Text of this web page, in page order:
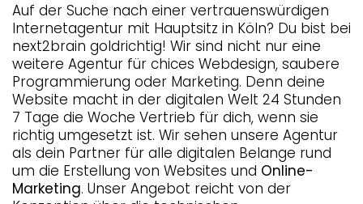
Auf der Suche nach einer vertrauenswürdigen
Internetagentur mit Hauptsitz in Köln? Du bist bei
next2brain goldrichtig! Wir sind nicht nur eine
weitere Agentur für chices Webdesign, saubere
Programmierung oder Marketing. Denn deine
Website macht in der digitalen Welt 24 Stunden
7 Tage die Woche Vertrieb für dich, wenn sie
richtig umgesetzt ist. Wir sehen unsere Agentur
als dein Partner für alle digitalen Belange rund
um die Erstellung von Websites und Online-
Marketing. Unser Angebot reicht von der